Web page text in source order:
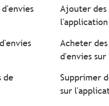
de
Ajouter des
Acheter
d'envies
Supprimer
sur